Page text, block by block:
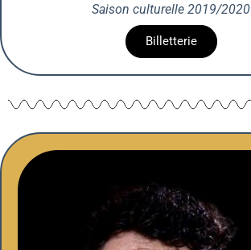
Saison culturelle 2019/2020
Billetterie